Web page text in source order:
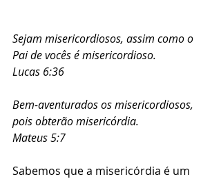
Sejam misericordiosos, assim como o
Pai de vocês é misericordioso.
Lucas 6:36
Bem-aventurados os misericordiosos,
pois obterão misericórdia.
Mateus 5:7
Sabemos que a misericórdia é um